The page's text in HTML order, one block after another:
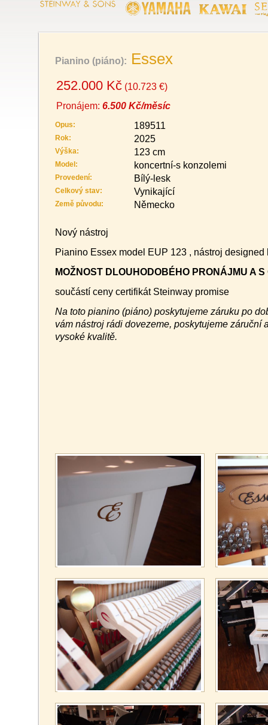
Pianino (piáno): Essex
252.000 Kč (10.723 €)
Pronájem: 6.500 Kč/měsíc
Opus: 189511
Rok: 2025
Výška: 123 cm
Model: koncertní-s konzolemi
Provedení: Bílý-lesk
Celkový stav: Vynikající
Země původu: Německo
Nový nástroj
Pianino Essex model EUP 123 , nástroj
MOŽNOST DLOUHODOBÉHO PRONÁJMU A
součástí ceny certifikát Steinway promise
Na toto pianino (piáno) poskytujeme záruku po
vám nástroj rádi dovezeme, poskytujeme záruční
vysoké kvalitě.